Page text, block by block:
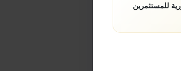
للمستثمرين